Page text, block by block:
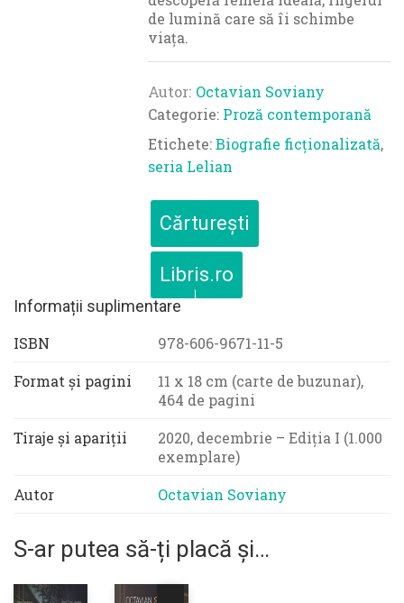
de lumină care să îi schimbe
viața.
Autor Octavian Soviany
Categorie: Proză contemporană
Etichete:Biografie ficționalizată,
seria Lelian
Cărturești
Libris.ro
Informații suplimentare
ISBN
978-606-9671-11-5
Format și pagini
11 x 18 cm (carte de buzunar),
464 de pagini
Tiraje și apariții
2020, decembrie – Ediția I (1.000
exemplare)
Autor
Octavian Soviany
S-ar putea să-ți placă și…